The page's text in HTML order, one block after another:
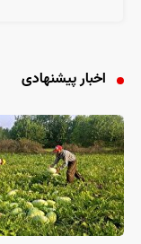
اخبار پیشنهادی